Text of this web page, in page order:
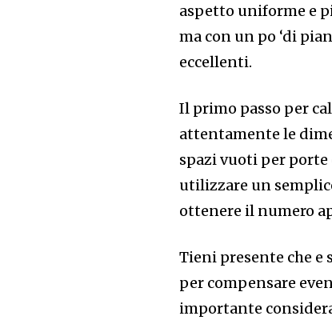
aspetto uniforme e
ma con un po ‘di
eccellenti.
Il primo passo per
attentamente le
spazi vuoti per
utilizzare un
ottenere il numero
Tieni presente che
per compensare
importante